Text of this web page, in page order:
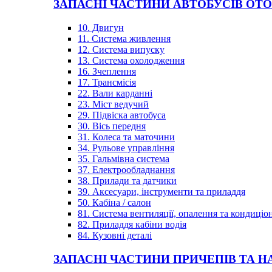
ЗАПАСНІ ЧАСТИНИ АВТОБУСІВ
10. Двигун
11. Система живлення
12. Система випуску
13. Система охолодження
16. Зчеплення
17. Трансмісія
22. Вали карданні
23. Міст ведучий
29. Підвіска автобуса
30. Вісь передня
31. Колеса та маточини
34. Рульове управління
35. Гальмівна система
37. Електрообладнання
38. Прилади та датчики
39. Аксесуари, інструменти та приладдя
50. Кабіна / салон
81. Система вентиляції, опалення та
82. Приладдя кабіни водія
84. Кузовні деталі
ЗАПАСНІ ЧАСТИНИ ПРИЧЕПІВ ТА